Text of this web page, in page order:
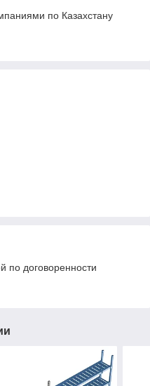
по Казахстану
по договоренности